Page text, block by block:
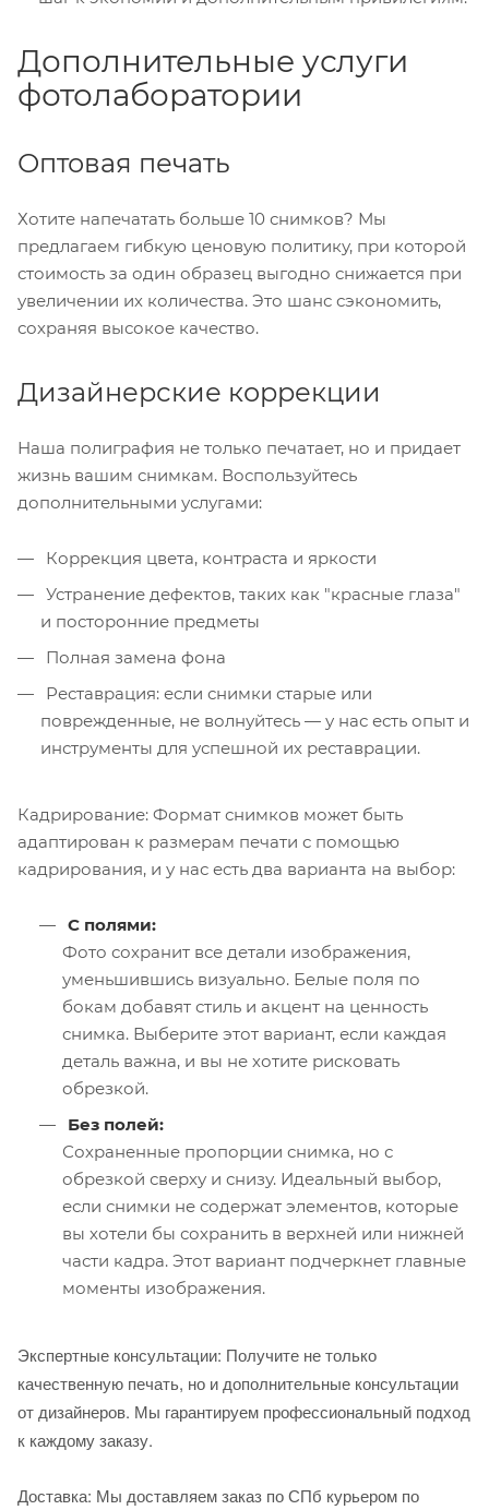
Дополнительные услуги
фотолаборатории
Оптовая печать
Хотите напечатать больше 10 снимков? Мы
предлагаем гибкую ценовую политику, при которой
стоимость за один образец выгодно снижается при
увеличении их количества. Это шанс сэкономить,
сохраняя высокое качество.
Дизайнерские коррекции
Наша полиграфия не только печатает, но и придает
жизнь вашим снимкам. Воспользуйтесь
дополнительными услугами:
Коррекция цвета, контраста и яркости
Устранение дефектов, таких как "красные глаза"
и посторонние предметы
Полная замена фона
Реставрация: если снимки старые или
поврежденные, не волнуйтесь — у нас есть опыт и
инструменты для успешной их реставрации.
Кадрирование: Формат снимков может быть
адаптирован к размерам печати с помощью
кадрирования, и у нас есть два варианта на выбор:
С полями:
Фото сохранит все детали изображения,
уменьшившись визуально. Белые поля по
бокам добавят стиль и акцент на ценность
снимка. Выберите этот вариант, если каждая
деталь важна, и вы не хотите рисковать
обрезкой.
Без полей:
Сохраненные пропорции снимка, но с
обрезкой сверху и снизу. Идеальный выбор,
если снимки не содержат элементов, которые
вы хотели бы сохранить в верхней или нижней
части кадра. Этот вариант подчеркнет главные
моменты изображения.
Экспертные консультации: Получите не только
качественную печать, но и дополнительные консультации
от дизайнеров. Мы гарантируем профессиональный подход
к каждому заказу.
Доставка: Мы доставляем заказ по СПб курьером по